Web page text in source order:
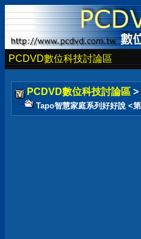
PCDVD數位科技討論區
PCDVD數位科技討論區 >
Tapo智慧家庭系列好好說 <